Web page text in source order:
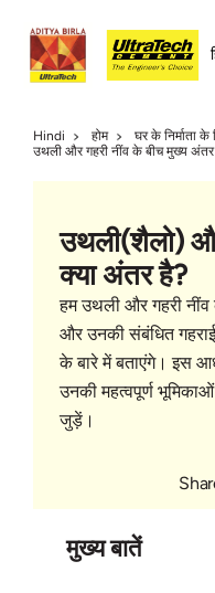
Hindi होम
घर के निर्माता के
उथली और गहरी नींव के बीच मुख्य
उथली(शैलो)
क्या अंतर है?
हम उथली और गहरी नींव
और उनकी संबंधित
के बारे में बताएंगे। इस
उनकी महत्वपूर्ण
जुड़ें।
मुख्य बातें